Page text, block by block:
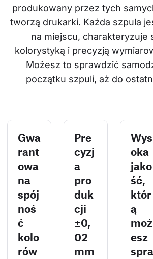
produkowany przez tych
tworzą drukarki. Każda szpula
na miejscu, charakteryzuje
kolorystyką i precyzją
Możesz to sprawdzić
początku szpuli, aż do
Gwa
rant
owa
na
spój
noś
ć
kolo
rów
Pre
cyzj
a
pro
duk
cji
±0,
02
mm
Wys
oka
jako
ść,
któr
ą
moż
esz
spra